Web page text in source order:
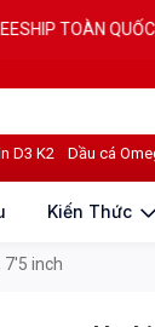
QUỐC CHO
D3 K2 Dầu cá
Kiến Thức
7'5 inch